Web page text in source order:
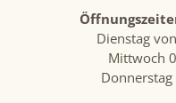
Dienstag
Mittwoch